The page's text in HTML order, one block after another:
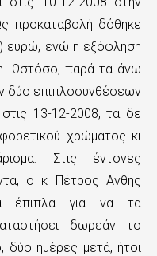
προκαταβολή δόθηκε
ευρώ, ενώ η εξόφληση
Ωστόσο, παρά τα άνω
δύο επιπλοσυνθέσεων
στις 13-12-2008, τα δε
χρώματος κι
Στις έντονες
ο κ Πέτρος Ανθης
έπιπλα για να τα
δωρεάν το
δύο ημέρες μετά, ήτοι